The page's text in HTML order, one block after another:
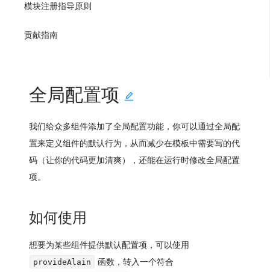
模块注册指导原则
贡献指南
全局配置项
我们给众多组件添加了全局配置功能，你可以通过全局配
置来定义组件的默认行为，从而减少在模板中需要写的代
码（让你的代码更加清爽），还能在运行时修改全局配置
项。
如何使用
想要为某些组件提供默认配置项，可以使用
provideAlain 函数，转入一个符合